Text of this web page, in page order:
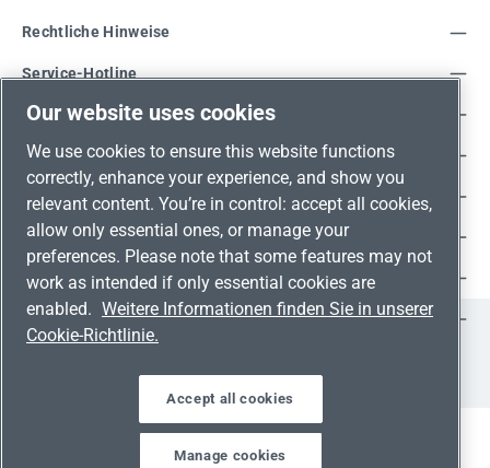
Service-Hotline
Rechtliche Hinweise
Unsere Vorteile
Versandarten
Zahlungsarten
Adresse
Umweltschutz & Partnerschaft
Jetzt auf Social Media folgen!
FacebookInstagramYouTubeLinkedIn
Alle Preise inkl. gesetzl. Mehrwertsteuer zzgl.
Our website uses cookies
We use cookies to ensure this website functions
correctly, enhance your experience, and show you
relevant content. You’re in control: accept all cookies,
allow only essential ones, or manage your
preferences. Please note that some features may not
work as intended if only essential cookies are
enabled. Weitere Informationen finden Sie in unserer
Cookie-Richtlinie.
Accept all cookies
Manage cookies